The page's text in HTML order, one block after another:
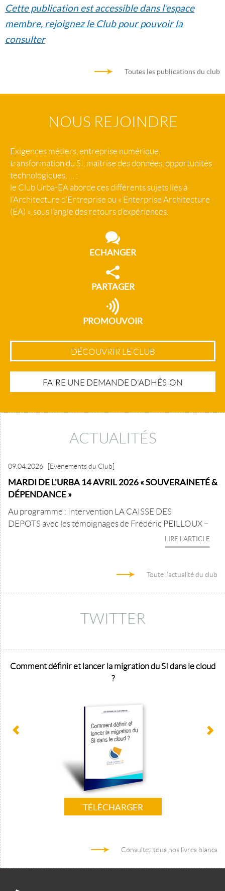
Cette publication est accessible dans l’espace
membre, rejoignez le Club pour pouvoir la
consulter
Toutes les publications du club
NOUS REJOINDRE
Exigences métiers, entreprise numérique,
transformation du SI, maîtrise des données, opportunités
technologiques, … :
le Club Urba-EA aborde ces différents sujets liés à
l’Architecture d’Entreprise ou « Enterprise Architecture
(EA) », sous l’angle des retours d’expériences.
ECHANGER
PARTAGER
PROMOUVOIR
DÉCOUVRIR LE CLUB
FAIRE UNE DEMANDE D'ADHÉSION
ACTUALITÉS
09.04.2026 [Evènements du Club]
MARDI DE L'URBA 14 AVRIL 2026 « SOUVERAINETÉ &
DÉPENDANCE »
Au programme : Intervention LA CAISSE DES
DEPOTS avec les témoignages de Frédéric PEILLOUX –
LIRE L'ARTICLE
Toute l'actualité du club
TWITTER
Comment définir et lancer la migration du SI dans le cloud
?
TÉLÉCHARGER
Consultez tous nos livres blancs